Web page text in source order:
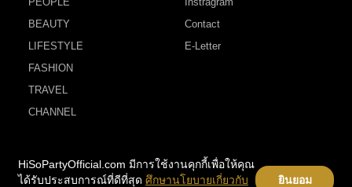
BEAUTY
LIFESTYLE
FASHION
TRAVEL
CHANNEL
Contact
E-Letter
HiSoPartyOfficial.com มีการใช้งานคุกกี้เพื่อให้คุณ
ได้รับประสบการณ์ที่ดีที่สุด ศึกษานโยบายเกี่ยวกับ ยินยอม